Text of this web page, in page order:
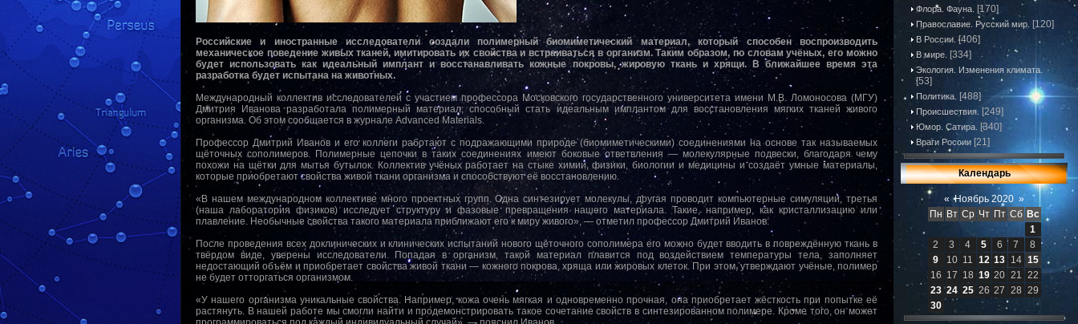
Российские и иностранные исследователи создали полимерный биомиметический материал, который способен воспроизводить
механическое поведение живых тканей, имитировать их свойства и встраиваться в организм. Таким образом, по словам учёных, его можно
будет использовать как идеальный имплант и восстанавливать кожные покровы, жировую ткань и хрящи. В ближайшее время эта
разработка будет испытана на животных.
Международный коллектив исследователей с участием профессора Московского государственного университета имени М.В. Ломоносова (МГУ)
Дмитрия Иванова разработала полимерный материал, способный стать идеальным имплантом для восстановления мягких тканей живого
организма. Об этом сообщается в журнале Advanced Materials.
Профессор Дмитрий Иванов и его коллеги работают с подражающими природе (биомиметическими) соединениями на основе так называемых
щёточных сополимеров. Полимерные цепочки в таких соединениях имеют боковые ответвления — молекулярные подвески, благодаря чему
похожи на щётки для мытья бутылок. Коллектив учёных работает на стыке химии, физики, биологии и медицины и создаёт умные материалы,
которые приобретают свойства живой ткани организма и способствуют её восстановлению.
«В нашем международном коллективе много проектных групп. Одна синтезирует молекулы, другая проводит компьютерные симуляции, третья
(наша лаборатория физиков) исследует структуру и фазовые превращения нашего материала. Такие, например, как кристаллизацию или
плавление. Необычные свойства такого материала приближают его к миру живого», — отметил профессор Дмитрий Иванов.
После проведения всех доклинических и клинических испытаний нового щёточного сополимера его можно будет вводить в повреждённую ткань в
твёрдом виде, уверены исследователи. Попадая в организм, такой материал плавится под воздействием температуры тела, заполняет
недостающий объём и приобретает свойства живой ткани — кожного покрова, хряща или жировых клеток. При этом, утверждают учёные, полимер
не будет отторгаться организмом.
«У нашего организма уникальные свойства. Например, кожа очень мягкая и одновременно прочная, она приобретает жёсткость при попытке её
растянуть. В нашей работе мы смогли найти и продемонстрировать такое сочетание свойств в синтезированном полимере. Кроме того, он может
Флора. Фауна. [170]
Православие. Русский мир. [120]
В России. [406]
В мире. [334]
Экология. Изменения климата.
[53]
Политика. [488]
Происшествия. [249]
Юмор. Сатира. [340]
Враги России [21]
Календарь
« Ноябрь 2020 »
Пн Вт Ср Чт Пт Сб Вс
1
2
3 4 5 6 7
8
9
10 11 12 13 14 15
16 17 18 19 20 21 22
23 24 25 26 27 28 29
30